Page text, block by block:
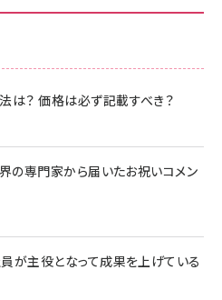
は？ 価格は必ず記載すべき？
の専門家から届いたお祝いコメン
が主役となって成果を上げている